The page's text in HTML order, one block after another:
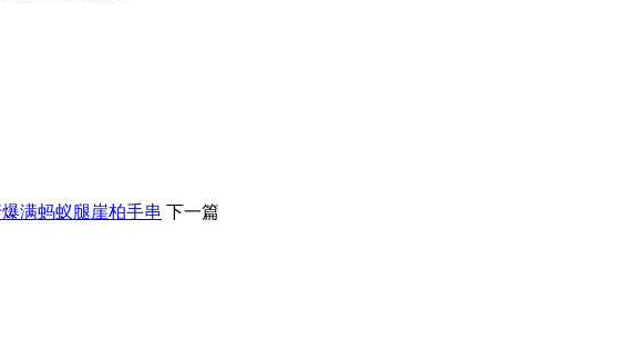
爆满蚂蚁腿崖柏手串 下一篇